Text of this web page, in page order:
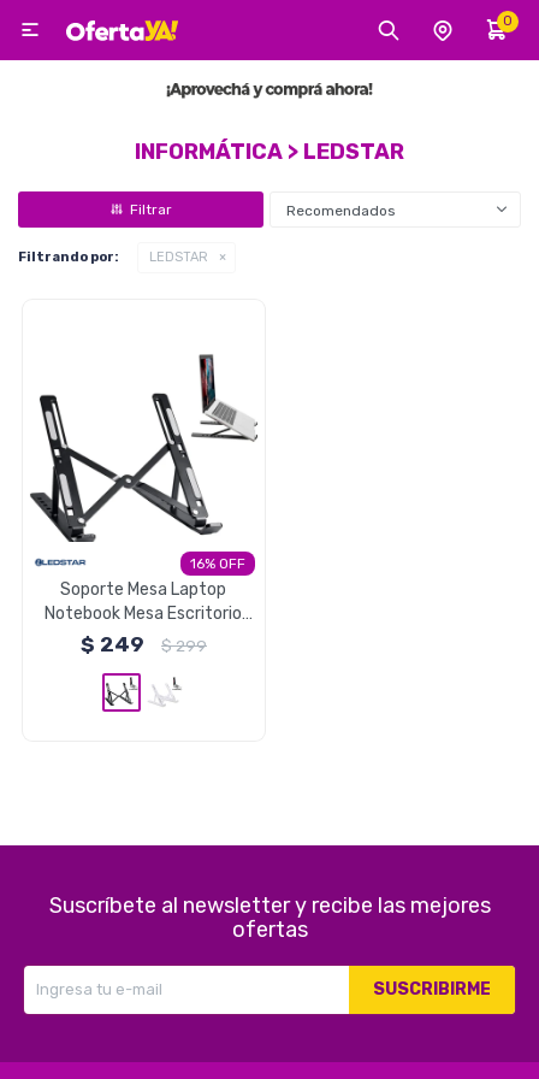
0

INFORMÁTICA > LEDSTAR
Recomendados
Filtrando por: LEDSTAR
16
Soporte Mesa Laptop
Notebook Mesa Escritorio
Plegable Ajustable - Negro
$ 249 $299
Suscríbete al newsletter y recibe las mejores
ofertas
SUSCRIBIRME
MI CUENTA
Tecnología
Tv, Audio y Video
Gaming
Electrodomésticos
Pequeños electrodomésticos
Deportes y Tiempo Libre